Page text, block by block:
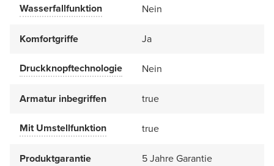
Wasserfallfunktion Nein
Komfortgriffe Ja
Druckknopftechnologie Nein
Armatur inbegriffen true
Mit Umstellfunktion true
Produktgarantie
5 Jahre Garantie